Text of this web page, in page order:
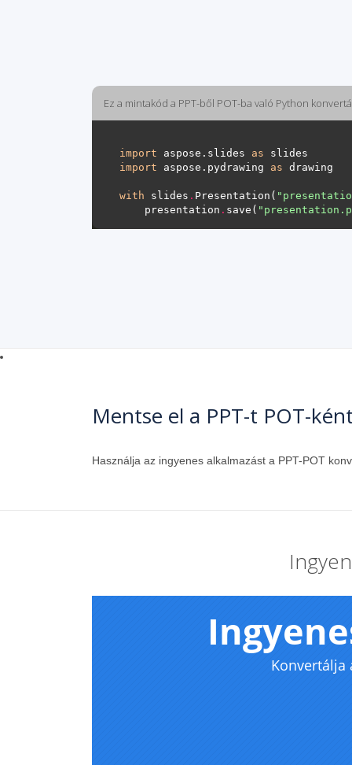
Ez a mintakód a PPT-ből POT-ba való Python
import aspose.slides as
import aspose.pydrawing as
with slides . Presentation(
    presentation
. save(
Mentse el a PPT-t POT-
Használja az ingyenes alkalmazást a PPT-POT